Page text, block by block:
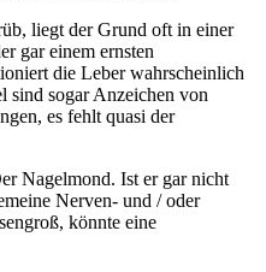
liegt der Grund oft in einer
gar einem ernsten
die Leber wahrscheinlich
sind sogar Anzeichen von
es fehlt quasi der
Nagelmond. Ist er gar nicht
Nerven- und / oder
könnte eine